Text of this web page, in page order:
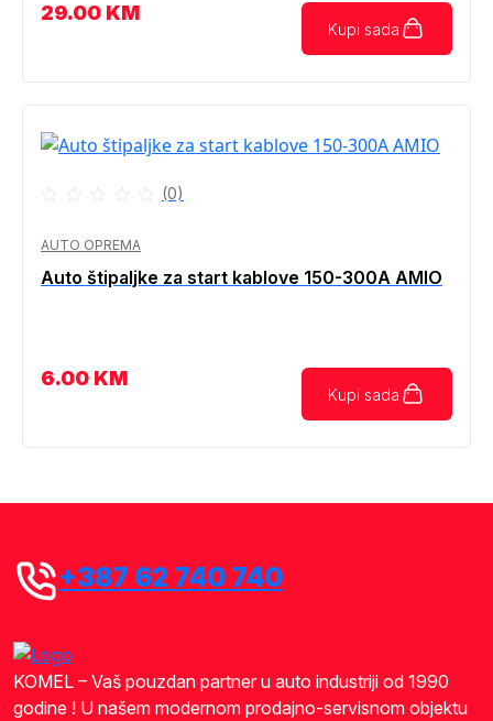
29.00 KM
Kupi sada
(0)
AUTO OPREMA
Auto štipaljke za start kablove 150-300A AMIO
6.00 KM
Kupi sada
+387 62 740 740
KOMEL – Vaš pouzdan partner u auto industriji od 1990
godine ! U našem modernom prodajno-servisnom objektu